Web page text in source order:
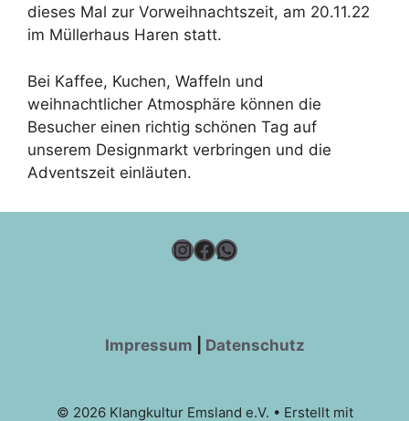
dieses Mal zur Vorweihnachtszeit, am 20.11.22
im Müllerhaus Haren statt.
Bei Kaffee, Kuchen, Waffeln und
weihnachtlicher Atmosphäre können die
Besucher einen richtig schönen Tag auf
unserem Designmarkt verbringen und die
Adventszeit einläuten.
InstagramFacebook WhatsApp
Impressum Datenschutz
© 2026 Klangkultur Emsland e.V. • Erstellt mit